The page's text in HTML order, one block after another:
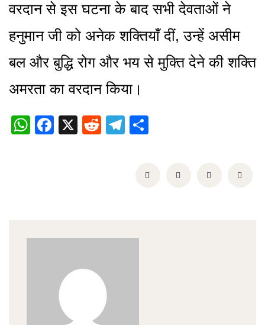
वरदान से इस घटना के बाद सभी देवताओं ने
हनुमान जी को अनेक शक्तियाँ दीं, उन्हें असीम
बल और बुद्धि रोग और भय से मुक्ति देने की शक्ति
अमरता का वरदान किया।
WhatsApp
Facebook
X RedditTelegram